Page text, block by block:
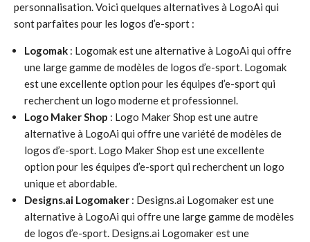
personnalisation. Voici quelques alternatives à LogoAi qui
sont parfaites pour les logos d’e-sport :
Logomak : Logomak est une alternative à LogoAi qui offre
une large gamme de modèles de logos d’e-sport. Logomak
est une excellente option pour les équipes d’e-sport qui
recherchent un logo moderne et professionnel.
Logo Maker Shop : Logo Maker Shop est une autre
alternative à LogoAi qui offre une variété de modèles de
logos d’e-sport. Logo Maker Shop est une excellente
option pour les équipes d’e-sport qui recherchent un logo
unique et abordable.
Designs.ai Logomaker : Designs.ai Logomaker est une
alternative à LogoAi qui offre une large gamme de modèles
de logos d’e-sport. Designs.ai Logomaker est une